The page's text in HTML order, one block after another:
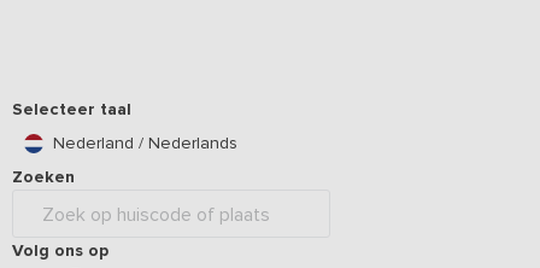
Selecteer taal
Nederland / Nederlands
Zoeken
Volg ons op